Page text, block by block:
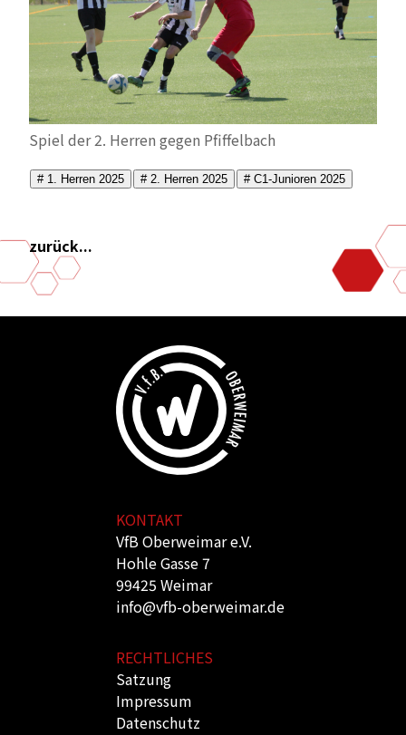
Spiel der 2. Herren gegen Pfiffelbach
# 1. Herren 2025 # 2. Herren 2025 # C1-Junioren 2025
zurück...
KONTAKT
VfB Oberweimar e.V.
Hohle Gasse 7
99425 Weimar
info@vfb-oberweimar.de
RECHTLICHES
Satzung
Impressum
Datenschutz